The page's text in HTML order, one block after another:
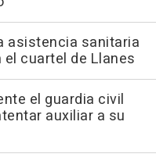
asistencia sanitaria
cuartel de Llanes
el guardia civil
auxiliar a su